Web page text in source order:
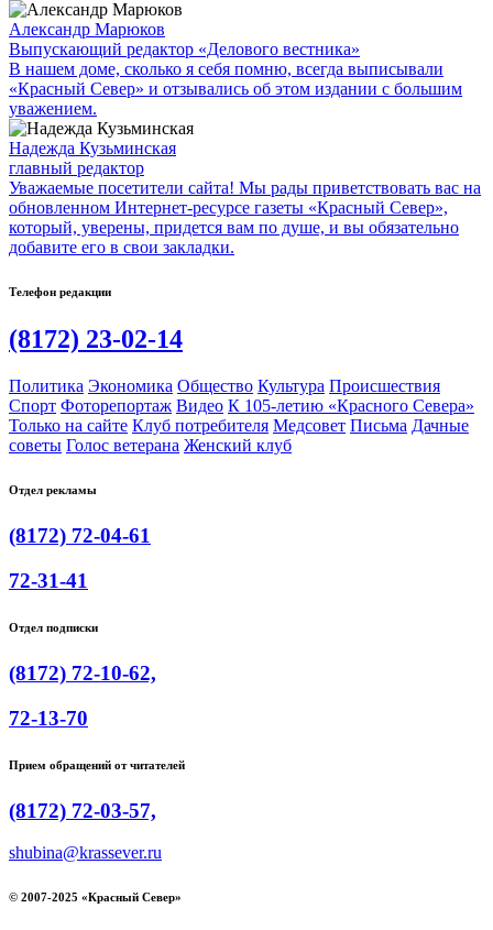
Александр Марюков
Выпускающий редактор «Делового вестника»
В нашем доме, сколько я себя помню, всегда выписывали
«Красный Север» и отзывались об этом издании с большим
уважением.
Надежда Кузьминская
главный редактор
Уважаемые посетители сайта! Мы рады приветствовать вас на
обновленном Интернет-ресурсе газеты «Красный Север»,
который, уверены, придется вам по душе, и вы обязательно
добавите его в свои закладки.
Телефон редакции
(8172) 23-02-14
Политика Экономика Общество Культура Происшествия
Спорт Фоторепортаж Видео К 105-летию «Красного Севера»
Только на сайте Клуб потребителя Медсовет Письма Дачные
советы Голос ветерана Женский клуб
Отдел рекламы
(8172) 72-04-61
72-31-41
Отдел подписки
(8172) 72-10-62,
72-13-70
Прием обращений от читателей
(8172) 72-03-57,
shubina@krassever.ru
© 2007-2025 «Красный Север»